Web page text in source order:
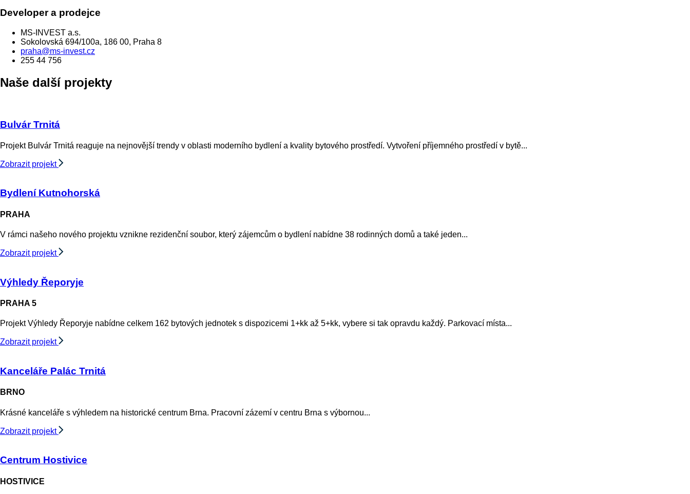
Developer a prodejce
MS-INVEST a.s.
Sokolovská 694/100a, 186 00, Praha 8
praha@ms-invest.cz
255 44 756
Naše další projekty
Bulvár Trnitá
Projekt Bulvár Trnitá reaguje na nejnovější trendy v oblasti moderního bydlení a kvality bytového prostředí. Vytvoření příjemného prostředí v bytě...
Zobrazit projekt
Bydlení Kutnohorská
PRAHA
V rámci našeho nového projektu vznikne rezidenční soubor, který zájemcům o bydlení nabídne 38 rodinných domů a také jeden...
Zobrazit projekt
Výhledy Řeporyje
PRAHA 5
Projekt Výhledy Řeporyje nabídne celkem 162 bytových jednotek s dispozicemi 1+kk až 5+kk, vybere si tak opravdu každý. Parkovací místa...
Zobrazit projekt
Kanceláře Palác Trnitá
BRNO
Krásné kanceláře s výhledem na historické centrum Brna. Pracovní zázemí v centru Brna s výbornou...
Zobrazit projekt
Centrum Hostivice
HOSTIVICE